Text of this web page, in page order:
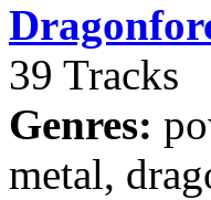
39 Tracks
Genres:
metal,